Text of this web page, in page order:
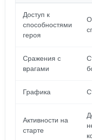
Доступ к
способностями
героя
Сражения с
врагами
Графика
Активности на
старте